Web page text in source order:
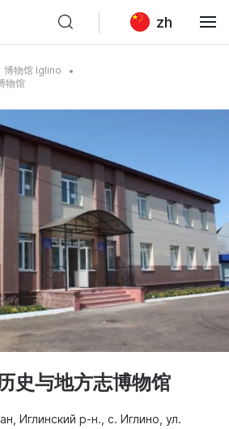
zh
博物馆 Iglino
物馆
史与地方志博物馆
Иглинский р-н., с. Иглино, ул.